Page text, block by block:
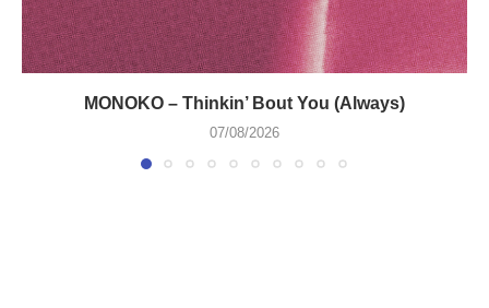
MONOKO – Thinkin’ Bout You (Always)
07/08/2026